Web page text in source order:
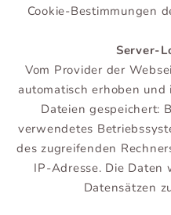
Cookie-Bestimmungen
Server-
Vom Provider der
automatisch erhoben
Dateien gespeichert:
verwendetes
des zugreifenden
IP-Adresse. Die Daten
Datensätzen